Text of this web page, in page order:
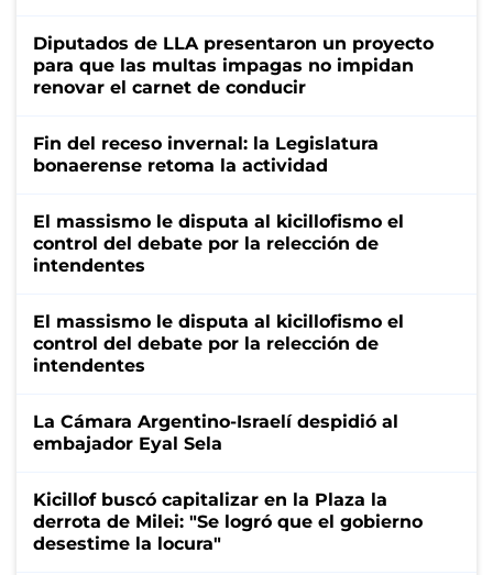
Diputados de LLA presentaron un proyecto
para que las multas impagas no impidan
renovar el carnet de conducir
Fin del receso invernal: la Legislatura
bonaerense retoma la actividad
El massismo le disputa al kicillofismo el
control del debate por la relección de
intendentes
El massismo le disputa al kicillofismo el
control del debate por la relección de
intendentes
La Cámara Argentino-Israelí despidió al
embajador Eyal Sela
Kicillof buscó capitalizar en la Plaza la
derrota de Milei: "Se logró que el gobierno
desestime la locura"